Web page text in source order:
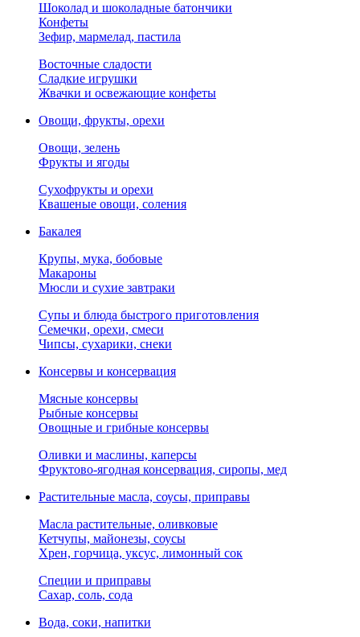
Шоколад и шоколадные батончики
Конфеты
Зефир, мармелад, пастила
Восточные сладости
Сладкие игрушки
Жвачки и освежающие конфеты
Овощи, фрукты, орехи
Овощи, зелень
Фрукты и ягоды
Сухофрукты и орехи
Квашеные овощи, соления
Бакалея
Крупы, мука, бобовые
Макароны
Мюсли и сухие завтраки
Супы и блюда быстрого приготовления
Семечки, орехи, смеси
Чипсы, сухарики, снеки
Консервы и консервация
Мясные консервы
Рыбные консервы
Овощные и грибные консервы
Оливки и маслины, каперсы
Фруктово-ягодная консервация, сиропы, мед
Растительные масла, соусы, приправы
Масла растительные, оливковые
Кетчупы, майонезы, соусы
Хрен, горчица, уксус, лимонный сок
Специи и приправы
Сахар, соль, сода
Вода, соки, напитки